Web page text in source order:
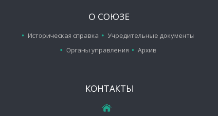
О СОЮЗЕ
Историческая справка
Учредительные документы
Органы управления
Архив
КОНТАКТЫ